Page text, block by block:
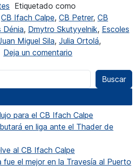
Etiquetado como
CB Ifach Calpe, CB Petrer, CB
Dénia, Dmytro Skutyyelnik, Escoles
Miguel Sila, Julia Ortolá,
Deja un comentario
Buscar
para el CB Ifach Calpe
en liga ante el Thader de
al CB Ifach Calpe
fue el mejor en la Travesía al Puerto